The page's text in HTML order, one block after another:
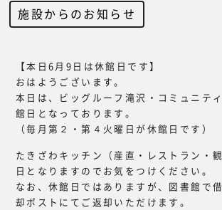
施設からのお知らせ
【本日6月9日は休館日です】
おはようございます。
本日は、ビッグルーフ滝沢・コミュニテ
館日となっております。
（毎月第２・第４火曜日が休館日です）
たきざわキッチン（産直・レストラン・
日となりますのでお気をつけください。
なお、休館日ではありますが、図書館で
却ポストにてご返却いただけます。